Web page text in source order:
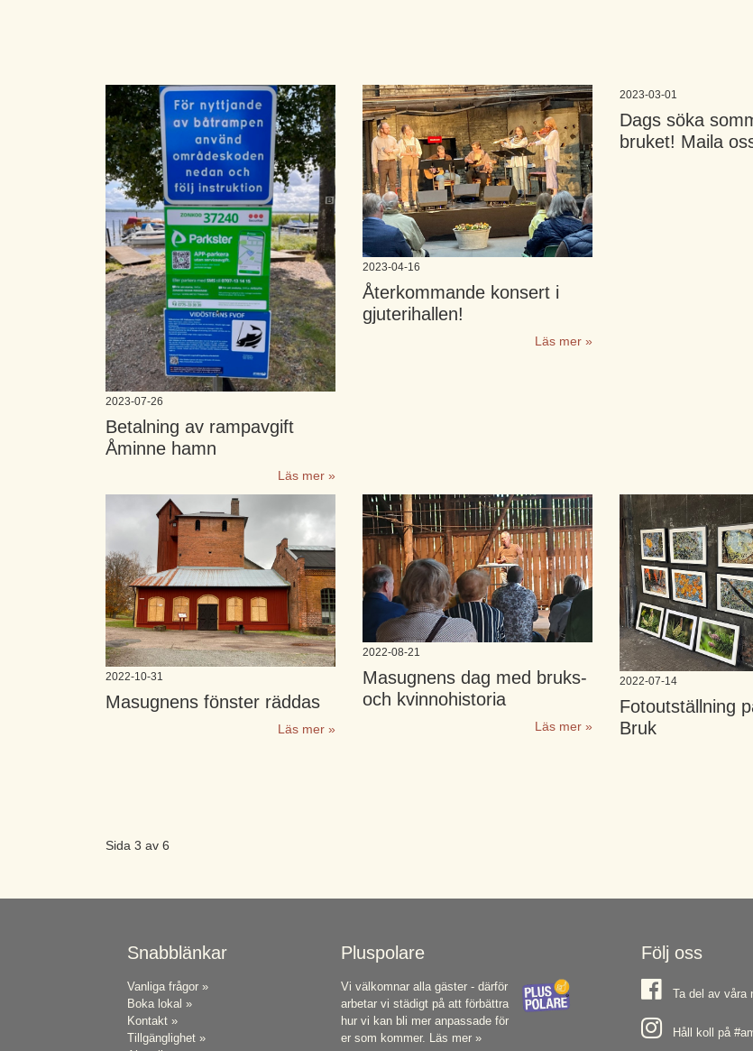
2023-07-26
Betalning av rampavgift
Åminne hamn
Läs mer »
2023-04-16
Återkommande konsert i
gjuterihallen!
Läs mer »
2023-03-01
Dags söka
bruket! Maila
2022-10-31
Masugnens fönster räddas
Läs mer »
2022-08-21
Masugnens dag med bruks-
och kvinnohistoria
Läs mer »
2022-07-14
Fotoutställning
Bruk
Sida 3 av 6
Snabblänkar
Vanliga frågor »
Boka lokal »
Kontakt »
Tillgänglighet »
Pluspolare
Vi välkomnar alla gäster - därför
arbetar vi städigt på att förbättra
hur vi kan bli mer anpassade för
er som kommer. Läs mer »
Följ oss
Ta del av våra
Håll koll på